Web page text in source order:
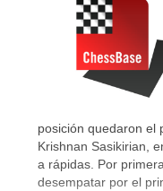
posición quedaron el
Krishnan Sasikirian,
a rápidas. Por
desempatar por el